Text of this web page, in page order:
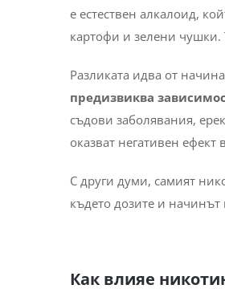
е естествен алкалоид,
картофи и зелени чушки.
Разликата идва от
предизвиква
съдови заболявания,
оказват негативен
С други думи, самият
където дозите и
Как влияе